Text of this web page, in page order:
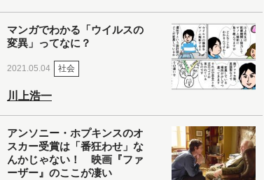
マンガでわかる「ウイルスの
変異」ってなに？
2021.05.04 社会
川上浩一
アンソニー・ホプキンスのオ
スカー受賞は「番狂わせ」な
んかじゃない！ 映画『ファ
ーザー』のここが凄い